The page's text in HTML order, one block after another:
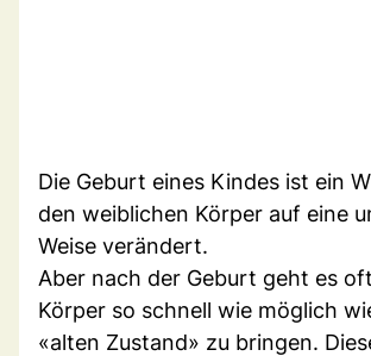
Die Geburt eines Kindes ist ein
den weiblichen Körper auf eine
Weise verändert.
Aber nach der Geburt geht es
Körper so schnell wie möglich
«alten Zustand» zu bringen.